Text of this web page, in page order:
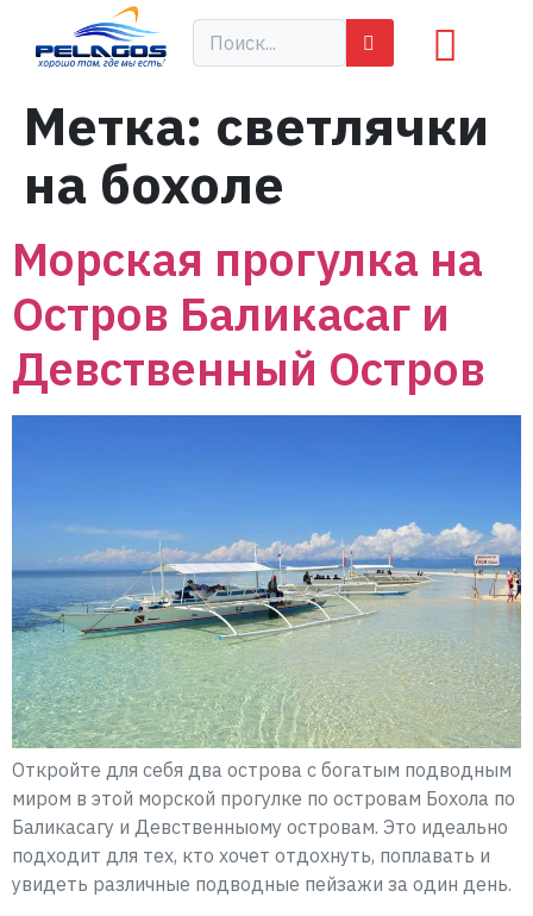
Метка: светлячки
на бохоле
Морская прогулка на
Остров Баликасаг и
Девственный Остров
Откройте для себя два острова с богатым подводным
миром в этой морской прогулке по островам Бохола по
Баликасагу и Девственныому островам. Это идеально
подходит для тех, кто хочет отдохнуть, поплавать и
увидеть различные подводные пейзажи за один день.